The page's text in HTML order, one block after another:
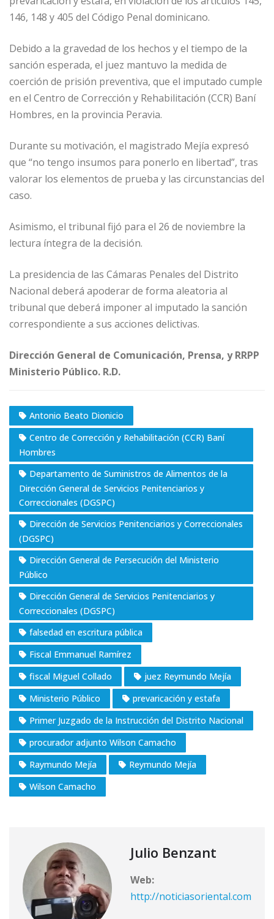
146, 148 y 405 del Código Penal dominicano.
Debido a la gravedad de los hechos y el tiempo de la
sanción esperada, el juez mantuvo la medida de
coerción de prisión preventiva, que el imputado cumple
en el Centro de Corrección y Rehabilitación (CCR) Baní
Hombres, en la provincia Peravia.
Durante su motivación, el magistrado Mejía expresó
que “no tengo insumos para ponerlo en libertad”, tras
valorar los elementos de prueba y las circunstancias del
caso.
Asimismo, el tribunal fijó para el 26 de noviembre la
lectura íntegra de la decisión.
La presidencia de las Cámaras Penales del Distrito
Nacional deberá apoderar de forma aleatoria al
tribunal que deberá imponer al imputado la sanción
correspondiente a sus acciones delictivas.
Dirección General de Comunicación, Prensa, y RRPP
Ministerio Público. R.D.
Antonio Beato Dionicio
Centro de Corrección y Rehabilitación (CCR) Baní
Hombres
Departamento de Suministros de Alimentos de la
Dirección General de Servicios Penitenciarios y
Correccionales (DGSPC)
Dirección de Servicios Penitenciarios y Correccionales
(DGSPC)
Dirección General de Persecución del Ministerio
Público
Dirección General de Servicios Penitenciarios y
Correccionales (DGSPC)
falsedad en escritura pública
Fiscal Emmanuel Ramírez
fiscal Miguel Collado
juez Reymundo Mejía
Ministerio Público
prevaricación y estafa
Primer Juzgado de la Instrucción del Distrito Nacional
procurador adjunto Wilson Camacho
Raymundo Mejía
Reymundo Mejía
Wilson Camacho
Julio Benzant
Web:
http://noticiasoriental.com